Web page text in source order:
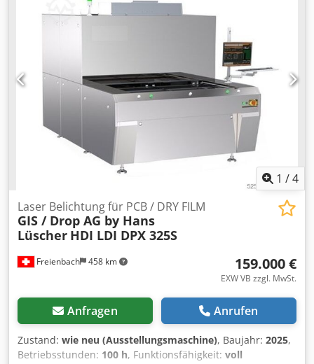
1 /4
Freienbach 458 km
Laser Belichtung für PCB / DRY FILM
GIS / Drop AG by Hans
Lüscher HDI LDI DPX 325S
159.000 €
EXW VB zzgl. MwSt.
Anfragen Anrufen
Zustand: wie neu (Ausstellungsmaschine), Baujahr: 2025,
Betriebsstunden: 100 h, Funktionsfähigkeit: voll